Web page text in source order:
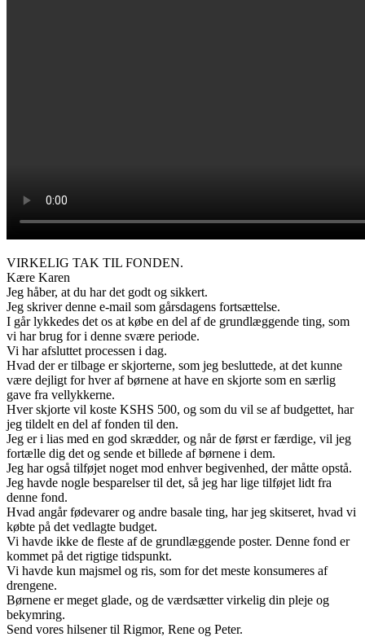
VIRKELIG TAK TIL FONDEN.
Kære Karen
Jeg håber, at du har det godt og sikkert.
Jeg skriver denne e-mail som gårsdagens fortsættelse.
I går lykkedes det os at købe en del af de grundlæggende ting, som
vi har brug for i denne svære periode.
Vi har afsluttet processen i dag.
Hvad der er tilbage er skjorterne, som jeg besluttede, at det kunne
være dejligt for hver af børnene at have en skjorte som en særlig
gave fra vellykkerne.
Hver skjorte vil koste KSHS 500, og som du vil se af budgettet, har
jeg tildelt en del af fonden til den.
Jeg er i lias med en god skrædder, og når de først er færdige, vil jeg
fortælle dig det og sende et billede af børnene i dem.
Jeg har også tilføjet noget mod enhver begivenhed, der måtte opstå.
Jeg havde nogle besparelser til det, så jeg har lige tilføjet lidt fra
denne fond.
Hvad angår fødevarer og andre basale ting, har jeg skitseret, hvad vi
købte på det vedlagte budget.
Vi havde ikke de fleste af de grundlæggende poster. Denne fond er
kommet på det rigtige tidspunkt.
Vi havde kun majsmel og ris, som for det meste konsumeres af
drengene.
Børnene er meget glade, og de værdsætter virkelig din pleje og
bekymring.
Send vores hilsener til Rigmor, Rene og Peter.